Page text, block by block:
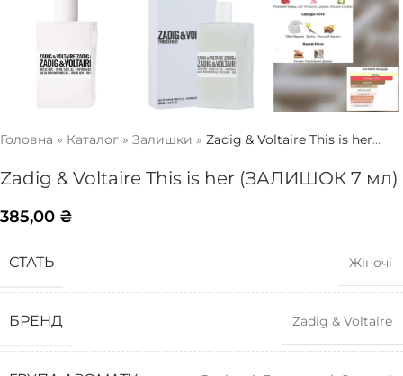
Головна » Каталог » Залишки » Zadig & Voltaire This is her
Zadig & Voltaire This is her (ЗАЛИШОК 7 мл)
385,00 ₴
СТАТЬ Жіночі
БРЕНД Zadig & Voltaire